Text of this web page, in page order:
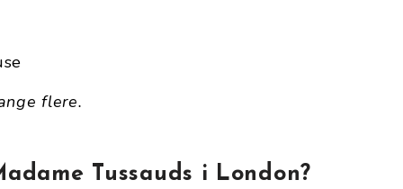
flere.
Tussauds i London?